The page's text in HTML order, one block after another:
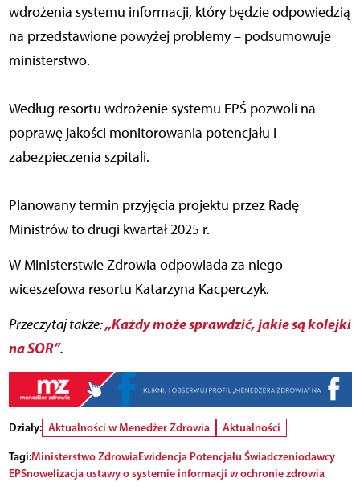
wdrożenia systemu informacji, który będzie odpowiedzią
na przedstawione powyżej problemy – podsumowuje
ministerstwo.
Według resortu wdrożenie systemu EPŚ pozwoli na
poprawę jakości monitorowania potencjału i
zabezpieczenia szpitali.
Planowany termin przyjęcia projektu przez Radę
Ministrów to drugi kwartał 2025 r.
W Ministerstwie Zdrowia odpowiada za niego
wiceszefowa resortu Katarzyna Kacperczyk.
Przeczytaj także:„Każdy może sprawdzić, jakie są kolejki
na SOR”.
Działy: Aktualności w Menedżer Zdrowia
Aktualności
Tagi:Ministerstwo ZdrowiaEwidencja Potencjału Świadczeniodawcy
EPSnowelizacja ustawy o systemie informacji w ochronie zdrowia